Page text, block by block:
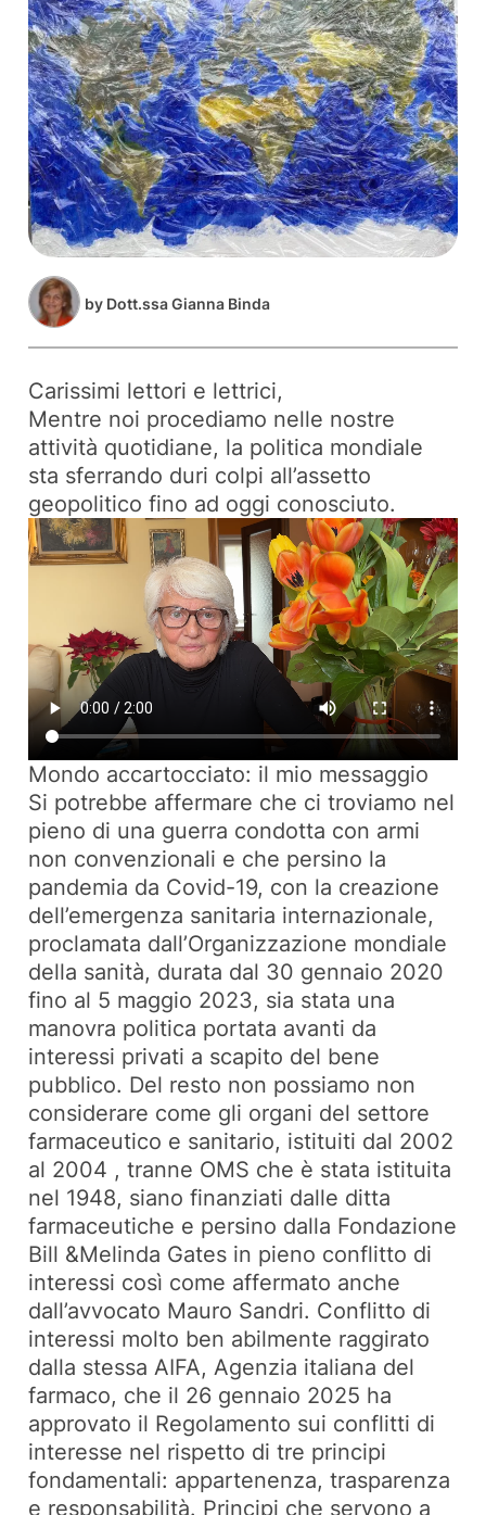
by Dott.ssa Gianna Binda
Carissimi lettori e lettrici,
Mentre noi procediamo nelle nostre
attività quotidiane, la politica mondiale
sta sferrando duri colpi all’assetto
geopolitico fino ad oggi conosciuto.
Mondo accartocciato: il mio messaggio
Si potrebbe affermare che ci troviamo nel
pieno di una guerra condotta con armi
non convenzionali e che persino la
pandemia da Covid-19, con la creazione
dell’emergenza sanitaria internazionale,
proclamata dall’Organizzazione mondiale
della sanità, durata dal 30 gennaio 2020
fino al 5 maggio 2023, sia stata una
manovra politica portata avanti da
interessi privati a scapito del bene
pubblico. Del resto non possiamo non
considerare come gli organi del settore
farmaceutico e sanitario, istituiti dal 2002
al 2004 , tranne OMS che è stata istituita
nel 1948, siano finanziati dalle ditta
farmaceutiche e persino dalla Fondazione
Bill &Melinda Gates in pieno conflitto di
interessi così come affermato anche
dall’avvocato Mauro Sandri. Conflitto di
interessi molto ben abilmente raggirato
dalla stessa AIFA, Agenzia italiana del
farmaco, che il 26 gennaio 2025 ha
approvato il Regolamento sui conflitti di
interesse nel rispetto di tre principi
fondamentali: appartenenza, trasparenza
e responsabilità. Principi che servono a